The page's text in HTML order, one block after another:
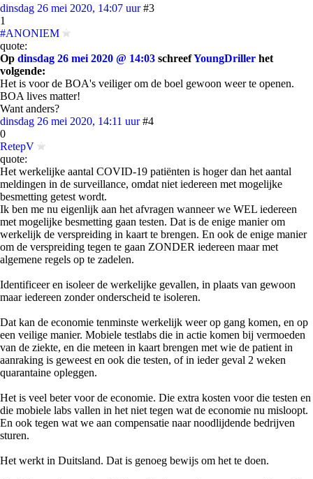
dinsdag 26 mei 2020, 14:07 uur #3
1
#ANONIEM
quote:
Op dinsdag 26 mei 2020 @ 14:03 schreefYoungDriller het
volgende:
Het is voor de BOA's veiliger om de boel gewoon weer te openen.
BOA lives matter!
Want anders?
dinsdag 26 mei 2020, 14:11 uur #4
0
RetepV
quote:
Het werkelijke aantal COVID-19 patiënten is hoger dan het aantal
meldingen in de surveillance, omdat niet iedereen met mogelijke
besmetting getest wordt.
Ik ben me nu eigenlijk aan het afvragen wanneer we WEL iedereen
met mogelijke besmetting gaan testen. Dat is de enige manier om
werkelijk de verspreiding in kaart te brengen. En ook de enige manier
om de verspreiding tegen te gaan ZONDER iedereen maar met
algemene regels op te zadelen.
Identificeer en isoleer de werkelijke gevallen, in plaats van gewoon
maar iedereen zonder onderscheid te isoleren.
Dat kan de economie tenminste werkelijk weer op gang komen, en op
een veilige manier. Mobiele testlabs die in actie komen bij vermoeden
van de ziekte, en die meteen in kaart brengen met wie de patient in
aanraking is geweest en ook die testen, of in ieder geval 2 weken
quarantaine opleggen.
Het is veel beter voor de economie. Die extra kosten voor die testen en
die mobiele labs vallen in het niet tegen wat de economie nu misloopt.
En ook tegen wat we aan compensatie naar noodlijdende bedrijven
sturen.
Het werkt in Duitsland. Dat is genoeg bewijs om het te doen.